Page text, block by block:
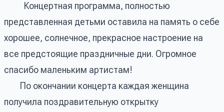
Концертная программа, полностью
представленная детьми оставила на память о себе
хорошее, солнечное, прекрасное настроение на
все предстоящие праздничные дни. Огромное
спасибо маленьким артистам!
По окончании концерта каждая женщина
получила поздравительную открытку